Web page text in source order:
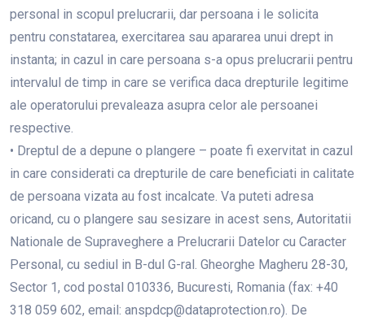
personal in scopul prelucrarii, dar persoana i le solicita
pentru constatarea, exercitarea sau apararea unui drept in
instanta; in cazul in care persoana s-a opus prelucrarii pentru
intervalul de timp in care se verifica daca drepturile legitime
ale operatorului prevaleaza asupra celor ale persoanei
respective.
• Dreptul de a depune o plangere – poate fi exervitat in cazul
in care considerati ca drepturile de care beneficiati in calitate
de persoana vizata au fost incalcate. Va puteti adresa
oricand, cu o plangere sau sesizare in acest sens, Autoritatii
Nationale de Supraveghere a Prelucrarii Datelor cu Caracter
Personal, cu sediul in B-dul G-ral. Gheorghe Magheru 28-30,
Sector 1, cod postal 010336, Bucuresti, Romania (fax: +40
318 059 602, email: anspdcp@dataprotection.ro). De